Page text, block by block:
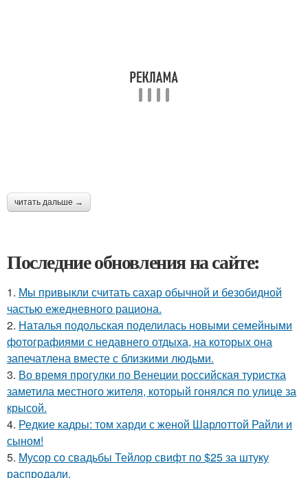
читать дальше →
Последние обновления на сайте:
1. Мы привыкли считать сахар обычной и безобидной
частью ежедневного рациона.
2. Наталья подольская поделилась новыми семейными
фотографиями с недавнего отдыха, на которых она
запечатлена вместе с близкими людьми.
3. Во время прогулки по Венеции российская туристка
заметила местного жителя, который гонялся по улице за
крысой.
4. Редкие кадры: том харди с женой Шарлоттой Райли и
сыном!
5. Мусор со свадьбы Тейлор свифт по $25 за штуку
распродали.